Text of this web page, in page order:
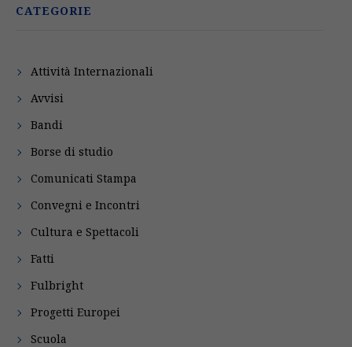
CATEGORIE
Attività Internazionali
Avvisi
Bandi
Borse di studio
Comunicati Stampa
Convegni e Incontri
Cultura e Spettacoli
Fatti
Fulbright
Progetti Europei
Scuola